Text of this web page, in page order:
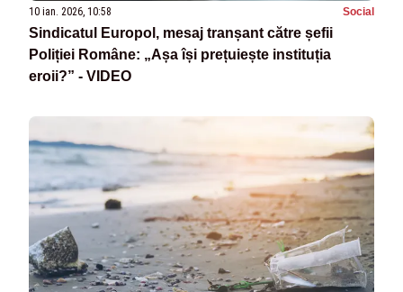
10 ian. 2026, 10:58 Social
Sindicatul Europol, mesaj tranșant către șefii
Poliției Române: „Așa își prețuiește instituția
eroii?” - VIDEO